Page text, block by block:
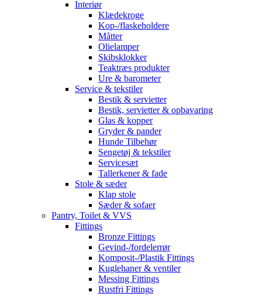
Interiør
Klædekroge
Kop-/flaskeholdere
Måtter
Olielamper
Skibsklokker
Teaktræs produkter
Ure & barometer
Service & tekstiler
Bestik & servietter
Bestik, servietter & opbavaring
Glas & kopper
Gryder & pander
Hunde Tilbehør
Sengetøj & tekstiler
Servicesæt
Tallerkener & fade
Stole & sæder
Klap stole
Sæder & sofaer
Pantry, Toilet & VVS
Fittings
Bronze Fittings
Gevind-/fordelerrør
Komposit-/Plastik Fittings
Kuglehaner & ventiler
Messing Fittings
Rustfri Fittings